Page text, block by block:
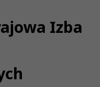
Izba